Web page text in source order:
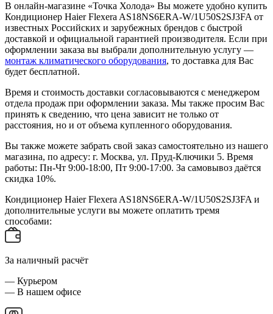
В онлайн-магазине «Точка Холода» Вы можете удобно купить
Кондиционер Haier Flexera AS18NS6ERA-W/1U50S2SJ3FA от
известных Российских и зарубежных брендов с быстрой
доставкой и официальной гарантией производителя. Если при
оформлении заказа вы выбрали дополнительную услугу —
монтаж климатического оборудования, то доставка для Вас
будет бесплатной.
Время и стоимость доставки согласовываются с менеджером
отдела продаж при оформлении заказа. Мы также просим Вас
принять к сведению, что цена зависит не только от
расстояния, но и от объема купленного оборудования.
Вы также можете забрать свой заказ самостоятельно из нашего
магазина, по адресу: г. Москва, ул. Пруд-Ключики 5. Время
работы: Пн-Чт 9:00-18:00, Пт 9:00-17:00. За самовывоз даётся
скидка 10%.
Кондиционер Haier Flexera AS18NS6ERA-W/1U50S2SJ3FA и
дополнительные услуги вы можете оплатить тремя
способами:
За наличный расчёт
— Курьером
— В нашем офисе